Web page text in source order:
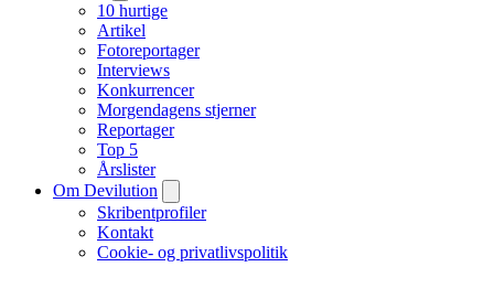
10 hurtige
Artikel
Fotoreportager
Interviews
Konkurrencer
Morgendagens stjerner
Reportager
Top 5
Årslister
Om Devilution
Skribentprofiler
Kontakt
Cookie- og privatlivspolitik